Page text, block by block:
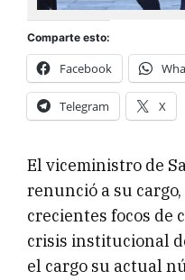
Comparte esto:
Facebook
Telegram X
El viceministro de
renunció a su
crecientes focos de
crisis institucional
el cargo su actual